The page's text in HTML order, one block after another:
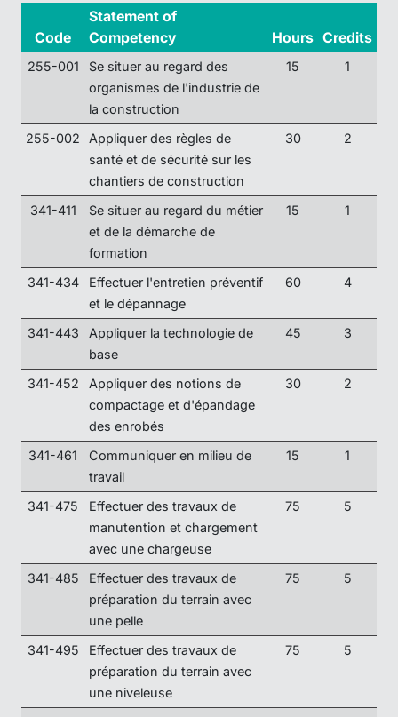
Code
Statement of
Competency
Hours Credits
255-001
Se situer au regard des
organismes de l'industrie de
la construction
15 1
255-002
Appliquer des règles de
santé et de sécurité sur les
chantiers de construction
30 2
341-411
Se situer au regard du métier
et de la démarche de
formation
15 1
341-434
Effectuer l'entretien préventif
et le dépannage
60 4
341-443
Appliquer la technologie de
base
45 3
341-452
Appliquer des notions de
compactage et d'épandage
des enrobés
30 2
341-461
Communiquer en milieu de
travail
15 1
341-475
Effectuer des travaux de
manutention et chargement
avec une chargeuse
75 5
341-485
Effectuer des travaux de
préparation du terrain avec
une pelle
75 5
341-495
Effectuer des travaux de
préparation du terrain avec
une niveleuse
75 5